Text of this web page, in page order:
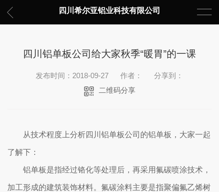
四川希尔亚铝业科技有限公司
四川铝单板公司给大家秋季“暖胃”的一课
发布时间：2018-09-27 作者：
分享到：
二维码分享
从技术程度上分析四川铝单板公司的铝单板，大家一起
了解下：
铝单板是指经过铬化等处理后，再采用氟碳喷涂技术，
加工形成的建筑装饰材料。氟碳涂料主要是指聚偏氟乙烯树